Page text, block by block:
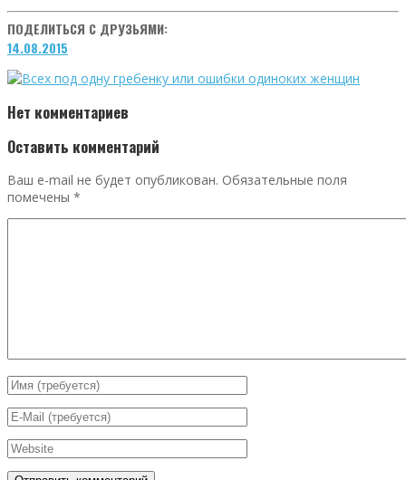
ПОДЕЛИТЬСЯ С ДРУЗЬЯМИ:
14.08.2015
Нет комментариев
Оставить комментарий
Ваш e-mail не будет опубликован. Обязательные поля
помечены *